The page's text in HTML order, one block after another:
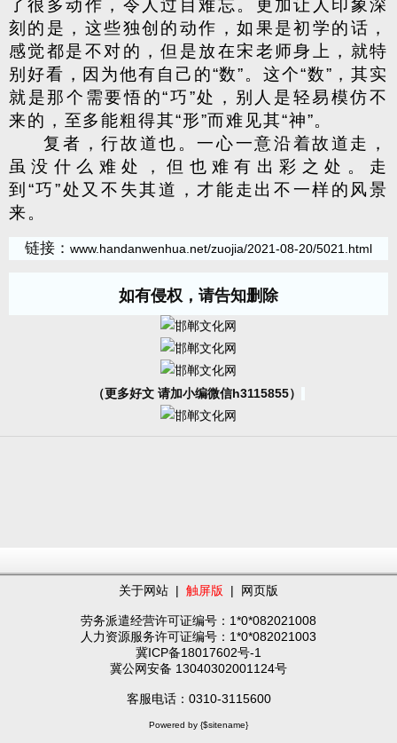
了很多动作，令人过目难忘。更加让人印象深
刻的是，这些独创的动作，如果是初学的话，
感觉都是不对的，但是放在宋老师身上，就特
别好看，因为他有自己的“数”。这个“数”，其实
就是那个需要悟的“巧”处，别人是轻易模仿不
来的，至多能粗得其“形”而难见其“神”。
复者，行故道也。一心一意沿着故道走，
虽没什么难处，但也难有出彩之处。走
到“巧”处又不失其道，才能走出不一样的风景
来。
链接： www.handanwenhua.net/zuojia/2021-08-20/5021.html
如有侵权，请告知删除
（更多好文 请加小编微信h3115855）
关于网站 | 触屏版 | 网页版
劳务派遣经营许可证编号：1*0*082021008
人力资源服务许可证编号：1*0*082021003
冀ICP备18017602号-1
冀公网安备 13040302001124号
客服电话：0310-3115600
Powered by {$sitename}